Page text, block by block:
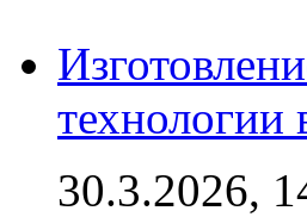
технологии
30.3.2026,